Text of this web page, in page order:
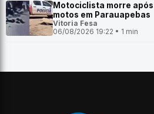
Motociclista morre
motos em Parauapebas
Vitoria Fesa
06/08/2026 19:22 • 1 min